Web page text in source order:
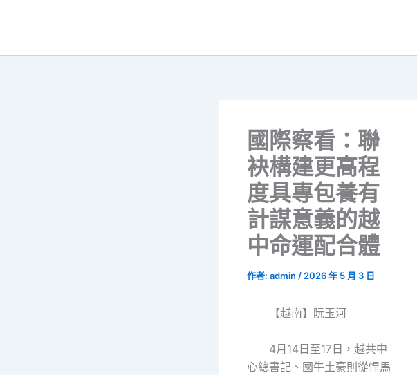
國際察看：聯
袂構建更高程
度具專包養有
計謀意義的越
中命運配合體
作者: admin / 2026 年 5 月 3 日
【越南】阮玉河
4月14日至17日，越共中
心總書記、國牛土豪則從悍馬